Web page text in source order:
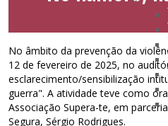
No âmbito da prevenção da
12 de fevereiro de 2025, no
esclarecimento/sensibilização
guerra". A atividade teve como
Associação Supera-te, em
Segura, Sérgio Rodrigues.